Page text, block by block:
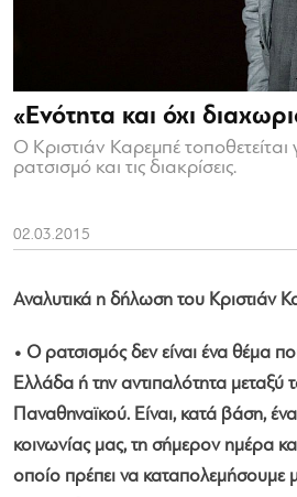
«Ενότητα και όχι
Ο Κριστιάν Καρεμπέ τοποθετείται
ρατσισμό και τις διακρίσεις.
02.03.2015
Αναλυτικά η δήλωση του Κριστιάν
• Ο ρατσισμός δεν είναι ένα θέμα
Ελλάδα ή την αντιπαλότητα μεταξύ
Παναθηναϊκού. Είναι, κατά βάση,
κοινωνίας μας, τη σήμερον ημέρα
οποίο πρέπει να καταπολεμήσουμε